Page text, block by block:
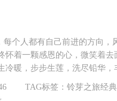
个人都有自己前进的方向，
怀着一颗感恩的心，微笑着
冷暖，步步生莲，洗尽铅华，
TAG标签：铃芽之旅经